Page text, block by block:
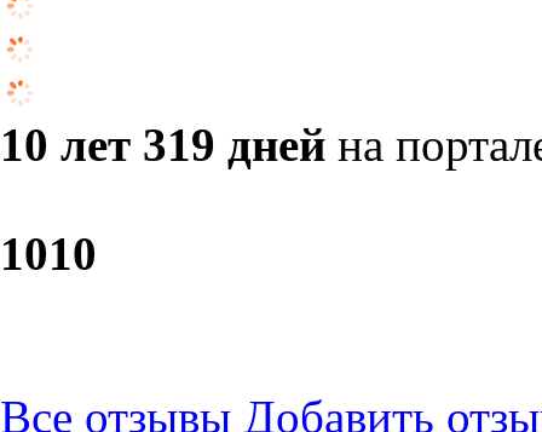
10 лет 319 дней на
1010
Все отзывы Добавить